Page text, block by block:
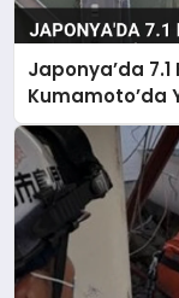
Japonya’da
Kumamoto’da